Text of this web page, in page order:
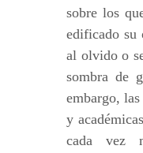
sobre los
edificado su
al olvido o
sombra de
embargo,
y
cada vez